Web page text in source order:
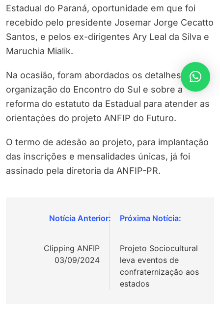
Estadual do Paraná, oportunidade em que foi
recebido pelo presidente Josemar Jorge Cecatto
Santos, e pelos ex-dirigentes Ary Leal da Silva e
Maruchia Mialik.
Na ocasião, foram abordados os detalhes da
organização do Encontro do Sul e sobre a
reforma do estatuto da Estadual para atender as
orientações do projeto ANFIP do Futuro.
O termo de adesão ao projeto, para implantação
das inscrições e mensalidades únicas, já foi
assinado pela diretoria da ANFIP-PR.
Navegação
Clipping ANFIP
03/09/2024
Projeto Sociocultural
leva eventos de
confraternização aos
estados